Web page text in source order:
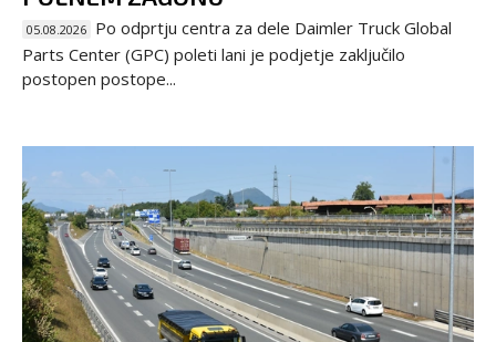
05.08.2026 Po odprtju centra za dele Daimler Truck Global
Parts Center (GPC) poleti lani je podjetje zaključilo
postopen postope...